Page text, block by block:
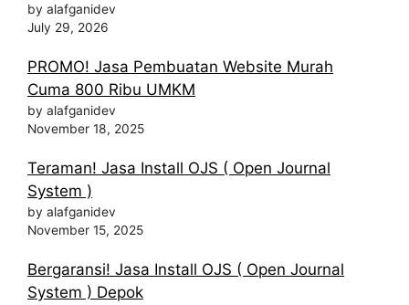
by alafganidev
July 29, 2026
PROMO! Jasa Pembuatan Website Murah
Cuma 800 Ribu UMKM
by alafganidev
November 18, 2025
Teraman! Jasa Install OJS ( Open Journal
System )
by alafganidev
November 15, 2025
Bergaransi! Jasa Install OJS ( Open Journal
System ) Depok